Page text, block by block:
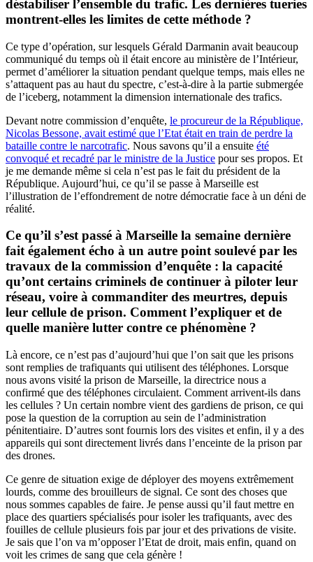
déstabiliser l’ensemble du trafic. Les dernières tueries
montrent-elles les limites de cette méthode ?
Ce type d’opération, sur lesquels Gérald Darmanin avait beaucoup
communiqué du temps où il était encore au ministère de l’Intérieur,
permet d’améliorer la situation pendant quelque temps, mais elles ne
s’attaquent pas au haut du spectre, c’est-à-dire à la partie submergée
de l’iceberg, notamment la dimension internationale des trafics.
Devant notre commission d’enquête, le procureur de la République,
Nicolas Bessone, avait estimé que l’Etat était en train de perdre la
bataille contre le narcotrafic. Nous savons qu’il a ensuite été
convoqué et recadré par le ministre de la Justice pour ses propos. Et
je me demande même si cela n’est pas le fait du président de la
République. Aujourd’hui, ce qu’il se passe à Marseille est
l’illustration de l’effondrement de notre démocratie face à un déni de
réalité.
Ce qu’il s’est passé à Marseille la semaine dernière
fait également écho à un autre point soulevé par les
travaux de la commission d’enquête : la capacité
qu’ont certains criminels de continuer à piloter leur
réseau, voire à commanditer des meurtres, depuis
leur cellule de prison. Comment l’expliquer et de
quelle manière lutter contre ce phénomène ?
Là encore, ce n’est pas d’aujourd’hui que l’on sait que les prisons
sont remplies de trafiquants qui utilisent des téléphones. Lorsque
nous avons visité la prison de Marseille, la directrice nous a
confirmé que des téléphones circulaient. Comment arrivent-ils dans
les cellules ? Un certain nombre vient des gardiens de prison, ce qui
pose la question de la corruption au sein de l’administration
pénitentiaire. D’autres sont fournis lors des visites et enfin, il y a des
appareils qui sont directement livrés dans l’enceinte de la prison par
des drones.
Ce genre de situation exige de déployer des moyens extrêmement
lourds, comme des brouilleurs de signal. Ce sont des choses que
nous sommes capables de faire. Je pense aussi qu’il faut mettre en
place des quartiers spécialisés pour isoler les trafiquants, avec des
fouilles de cellule plusieurs fois par jour et des privations de visite.
Je sais que l’on va m’opposer l’Etat de droit, mais enfin, quand on
voit les crimes de sang que cela génère !